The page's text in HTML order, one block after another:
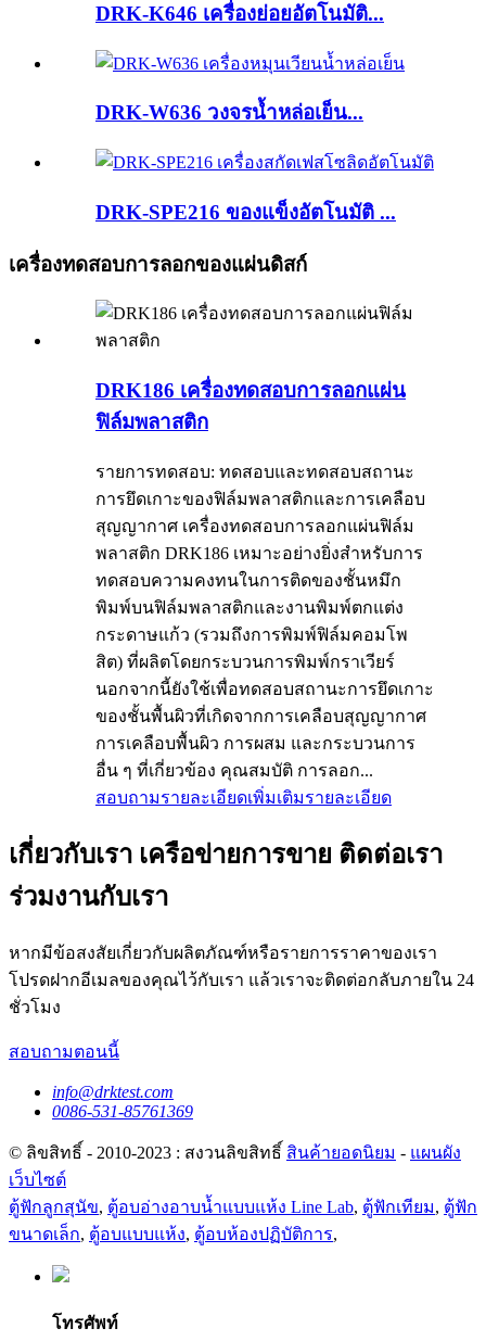
DRK-K646 เครื่องย่อยอัตโนมัติ...
DRK-W636 วงจรน้ำหล่อเย็น...
DRK-SPE216 ของแข็งอัตโนมัติ ...
เครื่องทดสอบการลอกของแผ่นดิสก์
DRK186 เครื่องทดสอบการลอกแผ่น
ฟิล์มพลาสติก
รายการทดสอบ: ทดสอบและทดสอบสถานะ
การยึดเกาะของฟิล์มพลาสติกและการเคลือบ
สุญญากาศ เครื่องทดสอบการลอกแผ่นฟิล์ม
พลาสติก DRK186 เหมาะอย่างยิ่งสำหรับการ
ทดสอบความคงทนในการติดของชั้นหมึก
พิมพ์บนฟิล์มพลาสติกและงานพิมพ์ตกแต่ง
กระดาษแก้ว (รวมถึงการพิมพ์ฟิล์มคอมโพ
สิต) ที่ผลิตโดยกระบวนการพิมพ์กราเวียร์
นอกจากนี้ยังใช้เพื่อทดสอบสถานะการยึดเกาะ
ของชั้นพื้นผิวที่เกิดจากการเคลือบสุญญากาศ
การเคลือบพื้นผิว การผสม และกระบวนการ
อื่น ๆ ที่เกี่ยวข้อง คุณสมบัติ การลอก...
สอบถามรายละเอียดเพิ่มเติมรายละเอียด
เกี่ยวกับเรา เครือข่ายการขาย ติดต่อเรา
ร่วมงานกับเรา
หากมีข้อสงสัยเกี่ยวกับผลิตภัณฑ์หรือรายการราคาของเรา
โปรดฝากอีเมลของคุณไว้กับเรา แล้วเราจะติดต่อกลับภายใน 24
ชั่วโมง
สอบถามตอนนี้
info@drktest.com
0086-531-85761369
© ลิขสิทธิ์ - 2010-2023 : สงวนลิขสิทธิ์ สินค้ายอดนิยม - แผนผัง
เว็บไซต์
ตู้ฟักลูกสุนัข, ตู้อบอ่างอาบน้ำแบบแห้ง Line Lab, ตู้ฟักเทียม, ตู้ฟัก
ขนาดเล็ก, ตู้อบแบบแห้ง, ตู้อบห้องปฏิบัติการ,
โทรศัพท์